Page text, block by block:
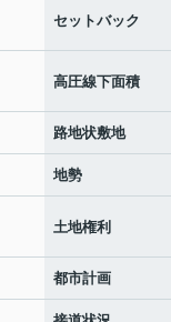
セットバック
高圧線下面積
路地状敷地
地勢
土地権利
都市計画